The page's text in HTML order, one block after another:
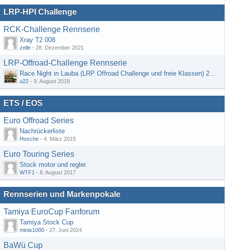
LRP-HPI Challenge
RCK-Challenge Rennserie
Xray T2 008
zelle - 28. Dezember 2021
LRP-Offroad-Challenge Rennserie
Race Night in Lauba (LRP Offroad Challenge und freie Klassen) 25/26.08
u22 - 9. August 2018
ETS / EOS
Euro Offroad Series
Nachrückerliste
Hosche - 4. März 2015
Euro Touring Series
Stock motor und regler.
WTF1 - 8. August 2017
Rennserien und Markenpokale
Tamiya EuroCup Fanforum
Tamiya Stock Cup
minis1000 - 27. Juni 2024
BaWü Cup